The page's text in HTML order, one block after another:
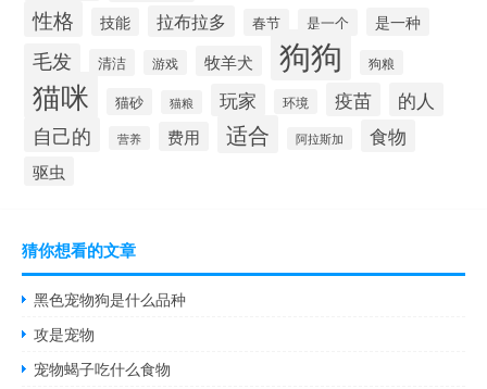
性格 技能 拉布拉多 春节 是一个 是一种
毛发 清洁 游戏 牧羊犬 狗狗 狗粮
猫咪 猫砂 猫粮 玩家 环境 疫苗 的人
自己的 营养 费用 适合 阿拉斯加 食物
驱虫
猜你想看的文章
黑色宠物狗是什么品种
攻是宠物
宠物蝎子吃什么食物